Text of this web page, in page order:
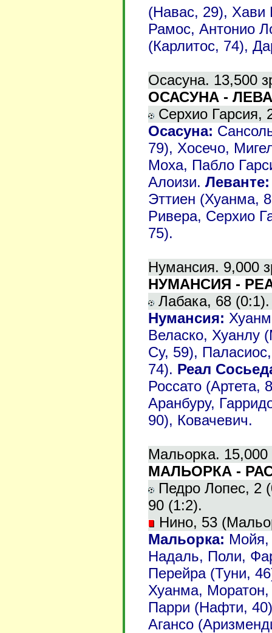
(Навас, 29),
Рамос, Антонио
(Карлитос, 74),
Осасуна. 13,500
ОСАСУНА -
Серхио Гарсия,
Осасуна:
79), Хосечо,
Моха, Пабло
Алоизи. Леванте:
Эттиен (Хуанма,
Ривера, Серхио
75).
Нумансия. 9,000
НУМАНСИЯ -
Лабака, 68
Нумансия:
Веласко, Хуанлу
Су, 59),
74). Реал
Россато (Артета,
Аранбуру,
90), Ковачевич.
Мальорка. 15,000
МАЛЬОРКА -
Педро Лопес, 2
90 (1:2).
Нино, 53
Мальорка: Мойя,
Надаль, Поли,
Перейра (Туни,
Хуанма,
Парри (Нафти,
Агансо